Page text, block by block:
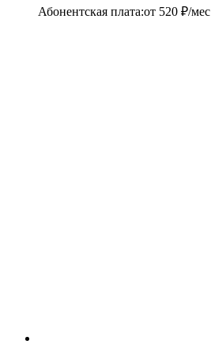
Абонентская плата:от 520 ₽/мес